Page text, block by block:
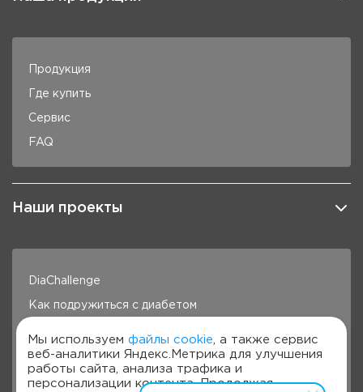
Продукция
Где купить
Сервис
FAQ
Наши проекты
DiaChallenge
Как подружиться с диабетом
Готовим с Сателлит
Стань лучше с Сателлит
Мы используем файлы cookie , а также сервис
веб-аналитики Яндекс.Метрика для улучшения
работы сайта, анализа трафика и
персонализации контента. Продолжая